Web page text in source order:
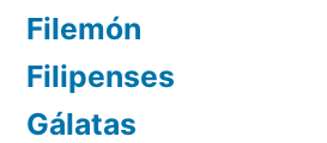
Filemón
Filipenses
Gálatas